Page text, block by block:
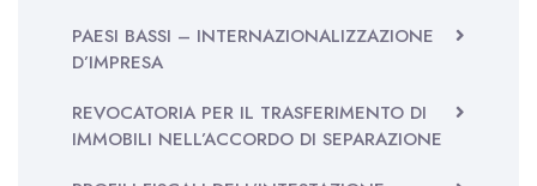
PAESI BASSI – INTERNAZIONALIZZAZIONE
D’IMPRESA
REVOCATORIA PER IL TRASFERIMENTO DI
IMMOBILI NELL’ACCORDO DI SEPARAZIONE